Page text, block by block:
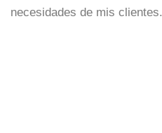
necesidades de mis clientes.